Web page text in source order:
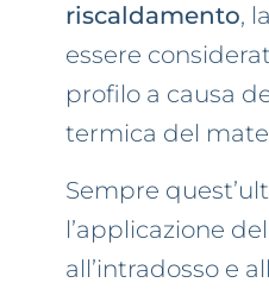
riscaldamento,
essere
profilo a causa
termica del
Sempre
l’applicazione
all’intradosso e